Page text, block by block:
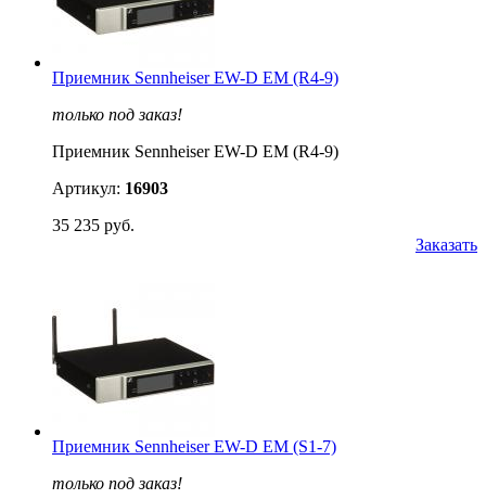
Приемник Sennheiser EW-D EM (R4-9)
только под заказ!
Приемник Sennheiser EW-D EM (R4-9)
Артикул: 16903
35 235 руб.
Заказать
Приемник Sennheiser EW-D EM (S1-7)
только под заказ!